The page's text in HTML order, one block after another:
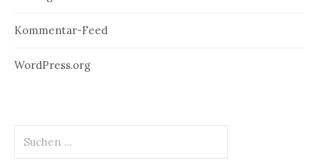
Kommentar-Feed
WordPress.org
nach: